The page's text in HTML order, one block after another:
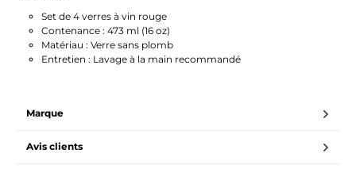
Set de 4 verres à vin rouge
Contenance : 473 ml (16 oz)
Matériau : Verre sans plomb
Entretien : Lavage à la main recommandé
Marque
Avis clients